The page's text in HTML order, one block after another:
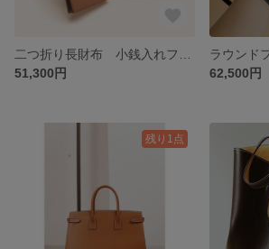
51,300円
62,500円
残り1点